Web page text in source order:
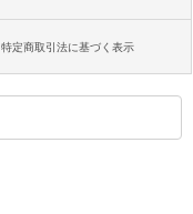
特定商取引法に基づく表示